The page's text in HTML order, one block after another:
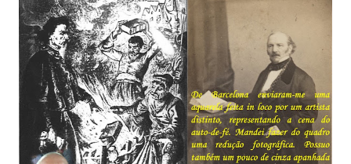
mais rico e produtivo por ele nos é ofertado. As relações
que a Doutrina Espírita estabelece com as questões sociais
e as ciências humanas, nos faculta, nos muni de
conhecimentos, condições e recursos para atravessarmos
as nossas encarnações como Espíritos mais atuantes com o
mundo social ao qual fazemos parte.